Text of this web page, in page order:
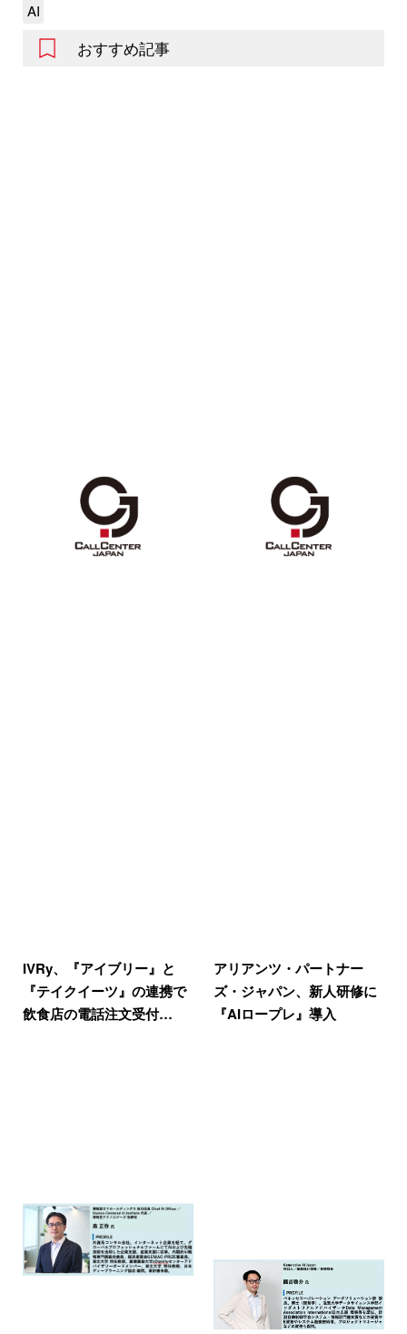
AI
おすすめ記事
IVRy、『アイブリー』と
『テイクイーツ』の連携で
飲食店の電話注文受付…
アリアンツ・パートナー
ズ・ジャパン、新人研修に
『AIロープレ』導入